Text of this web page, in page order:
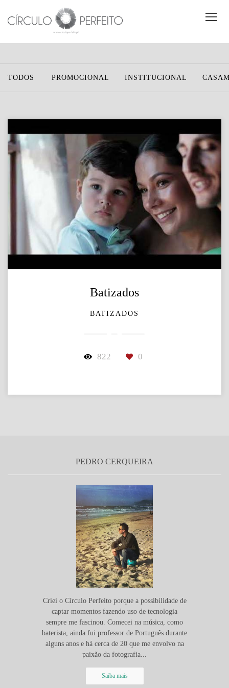
TODOS PROMOCIONAL INSTITUCIONAL
Batizados
BATIZADOS
822 0
PEDRO CERQUEIRA
Criei o Círculo Perfeito porque a possibilidade de
captar momentos fazendo uso de tecnologia
sempre me fascinou. Comecei na música, como
baterista, ainda fui professor de Português durante
alguns anos e há cerca de 20 que me envolvo na
paixão da fotografia...
Saiba mais